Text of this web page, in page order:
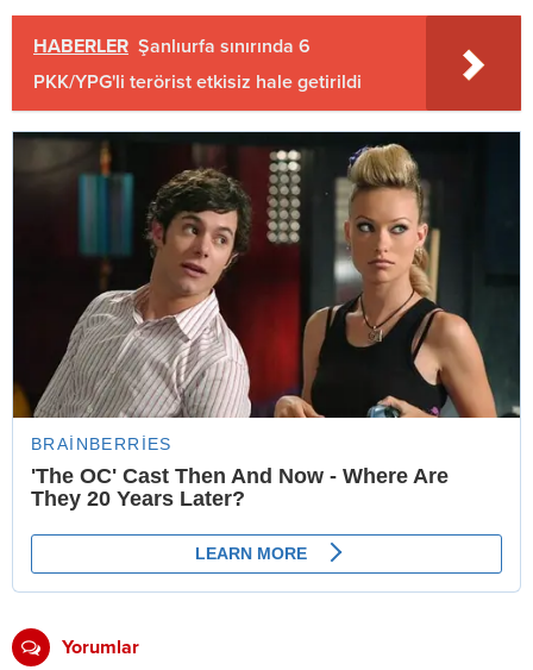
HABERLER Şanlıurfa sınırında 6
PKK/YPG'li terörist etkisiz hale getirildi
Yorumlar